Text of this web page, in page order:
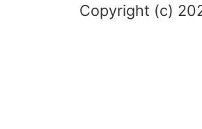
Copyright (c)